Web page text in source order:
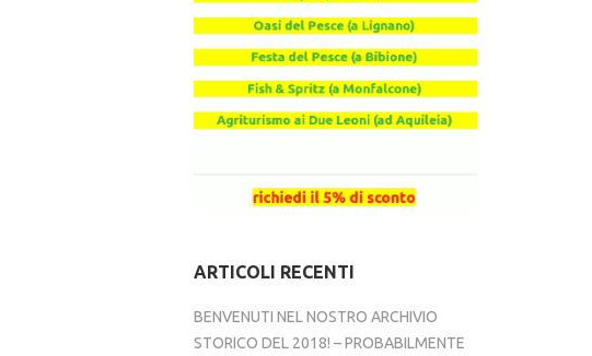
ARTICOLI RECENTI
BENVENUTI NEL NOSTRO ARCHIVIO
STORICO DEL 2018! – PROBABILMENTE